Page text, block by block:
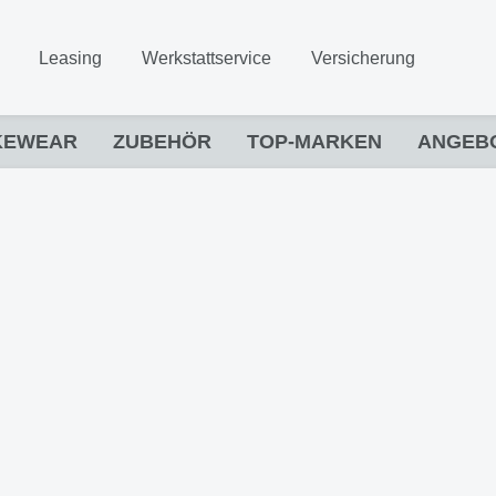
Leasing Werkstattservice Versicherung
ZUBEHÖR TOP-MARKEN